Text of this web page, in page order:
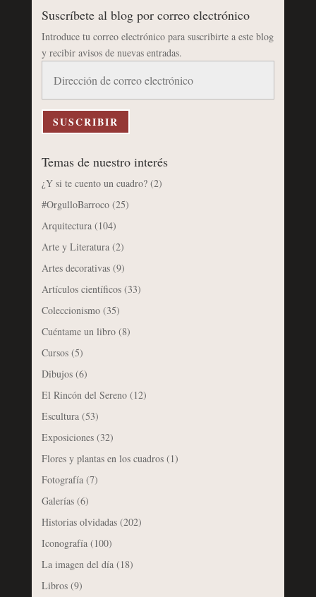
Suscríbete al blog por correo electrónico
Introduce tu correo electrónico para suscribirte a este blog
y recibir avisos de nuevas entradas.
correo
electrónico
SUSCRIBIR
Temas de nuestro interés
¿Y si te cuento un cuadro?(2)
#OrgulloBarroco(25)
Arquitectura(104)
Arte y Literatura(2)
Artes decorativas(9)
Artículos científicos(33)
Coleccionismo(35)
Cuéntame un libro(8)
Cursos(5)
Dibujos(6)
El Rincón del Sereno(12)
Escultura(53)
Exposiciones(32)
Flores y plantas en los cuadros(1)
Fotografía(7)
Galerías(6)
Historias olvidadas(202)
Iconografía(100)
La imagen del día(18)
Libros(9)